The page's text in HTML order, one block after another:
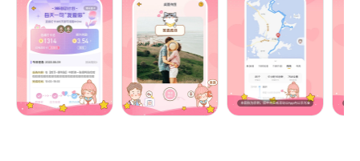
下车时间自动提示，时刻守护你的另一半。
【你的恋爱顾问】
甜蜜小窝：和TA一起打造一个温馨、浪漫且充满恋爱
气氛的情侣空间；
情侣空间：做任务赚金币，和TA一起装饰温馨的“小